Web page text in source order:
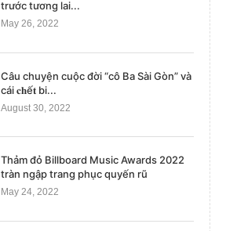
trước tương lai...
May 26, 2022
Câu chuyện cuộc đời “cô Ba Sài Gòn” và
cái 𝐜𝐡ế𝐭 bi...
August 30, 2022
Thảm đỏ Billboard Music Awards 2022
tràn ngập trang phục quyến rũ
May 24, 2022